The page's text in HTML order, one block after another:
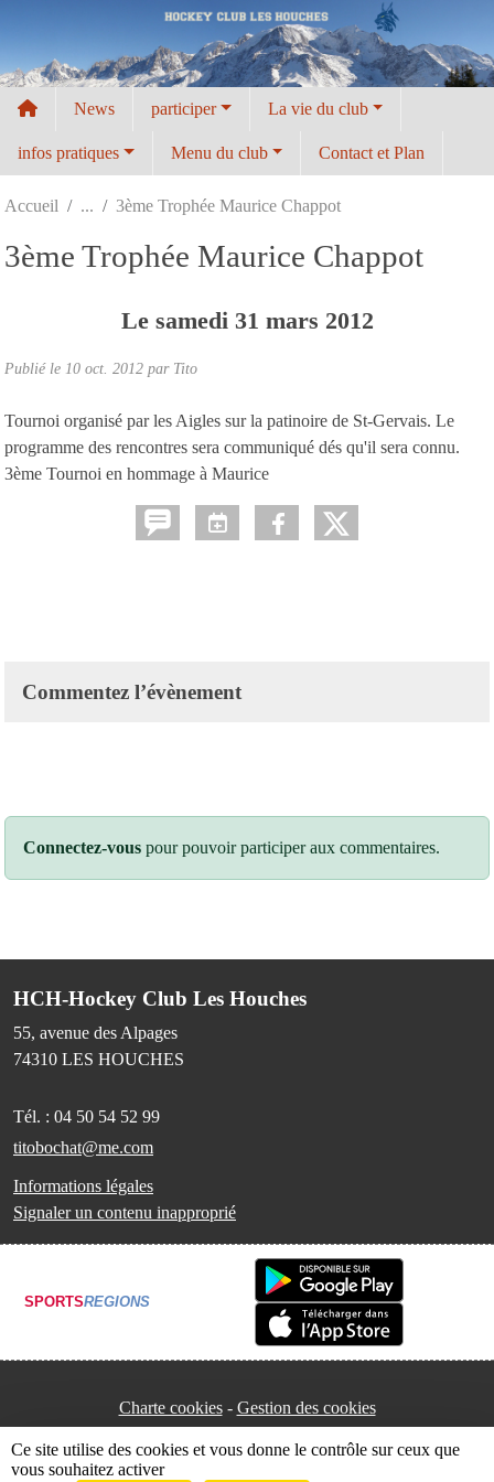
News participer La vie du club
infos pratiques Menu du club Contact et Plan
Accueil 3ème Trophée Maurice Chappot
3ème Trophée Maurice Chappot
Le samedi 31 mars 2012
Publié le 10 oct. 2012 par Tito
Tournoi organisé par les Aigles sur la patinoire de St-Gervais. Le
programme des rencontres sera communiqué dés qu'il sera connu.
3ème Tournoi en hommage à Maurice
Commentez l’évènement
Connectez-vous pour pouvoir participer aux commentaires.
HCH-Hockey Club Les Houches
55, avenue des Alpages
74310 LES HOUCHES
Tél. : 04 50 54 52 99
titobochat@me.com
Informations légales
Signaler un contenu inapproprié
SPORTSREGIONS
Charte cookies Gestion des cookies
Panneau de gestion des cookies
Ce site utilise des cookies et vous donne le contrôle sur ceux que
vous souhaitez activer